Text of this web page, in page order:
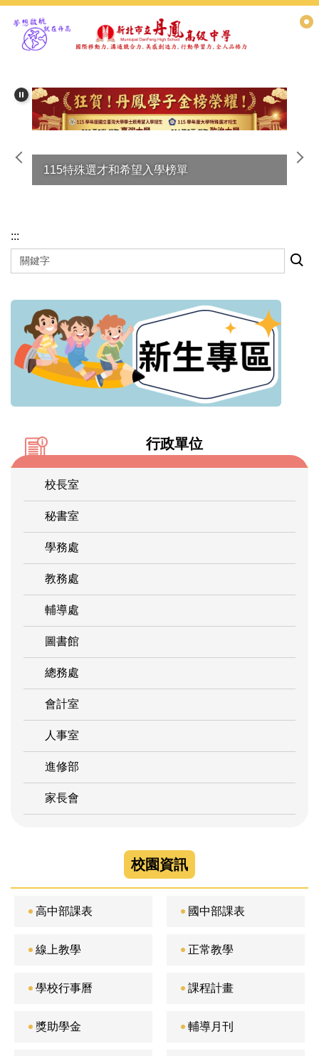
到
容
女子壘球隊雙冠王
:::
行政單位
校長室
秘書室
學務處
教務處
輔導處
圖書館
總務處
會計室
人事室
進修部
家長會
校園資訊
高中部課表 國中部課表
線上教學 正常教學
學校行事曆 課程計畫
獎助學金 輔導月刊